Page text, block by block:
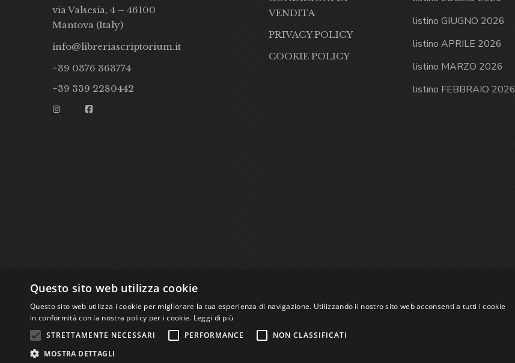
via Valsesia, 4 – 46100
Mantova (Italy)
info@libreriascriptorium.it
+39 0376 363774
+39 339 2280442
VENDITA
PRIVACY POLICY
COOKIE POLICY
listino GIUGNO 2026
listino APRILE 2026
listino MARZO 2026
listino FEBBRAIO 2026
Studio Bibliografico Scriptorium Dott.ssa Sara Bassi VAT nr. 01744000207
Questo sito web utilizza cookie
Questo sito web utilizza i cookie per migliorare la tua esperienza di navigazione. Utilizzando il nostro sito web acconsenti a tutti i cookie
in conformità con la nostra policy per i cookie. Leggi di più
STRETTAMENTE NECESSARI
PERFORMANCE
NON CLASSIFICATI
MOSTRA DETTAGLI